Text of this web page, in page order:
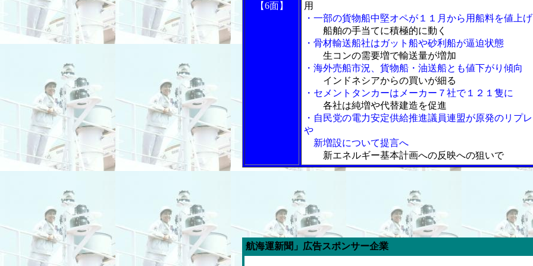
【6面】
用
・一部の貨物船中堅オペが１１月から用船料を値上げ
船舶の手当てに積極的に動く
・骨材輸送船社はガット船や砂利船が逼迫状態
生コンの需要増で輸送量が増加
・海外売船市況、貨物船・油送船とも値下がり傾向
インドネシアからの買いが細る
・セメントタンカーはメーカー７社で１２１隻に
各社は純増や代替建造を促進
・自民党の電力安定供給推進議員連盟が原発のリプ
や
新増設について提言へ
新エネルギー基本計画への反映への狙いで
今週の「内航海運新聞」広告スポンサー企業